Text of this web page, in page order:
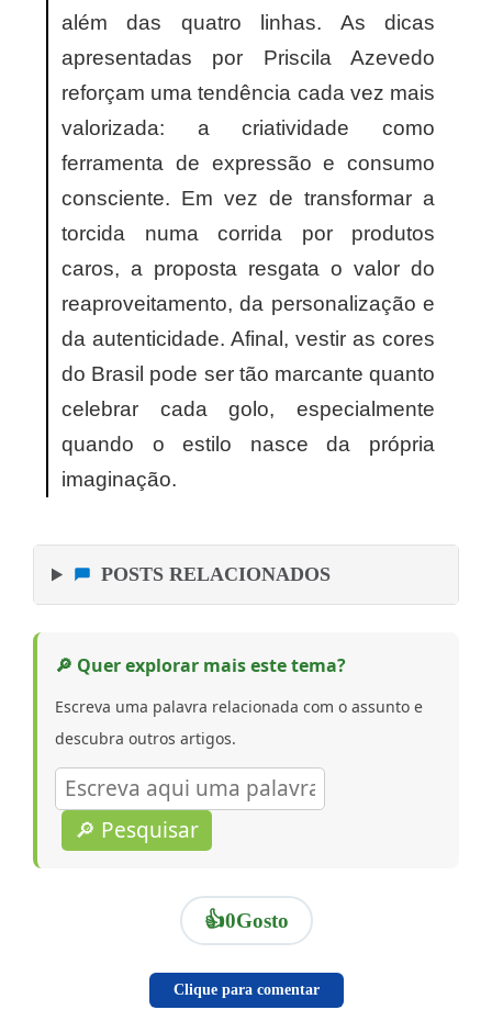
além das quatro linhas. As dicas
apresentadas por Priscila Azevedo
reforçam uma tendência cada vez mais
valorizada: a criatividade como
ferramenta de expressão e consumo
consciente. Em vez de transformar a
torcida numa corrida por produtos
caros, a proposta resgata o valor do
reaproveitamento, da personalização e
da autenticidade. Afinal, vestir as cores
do Brasil pode ser tão marcante quanto
celebrar cada golo, especialmente
quando o estilo nasce da própria
imaginação.
POSTS RELACIONADOS
🔎 Quer explorar mais este tema?
Escreva uma palavra relacionada com o assunto e
descubra outros artigos.
🔎 Pesquisar
👍0Gosto
Clique para comentar